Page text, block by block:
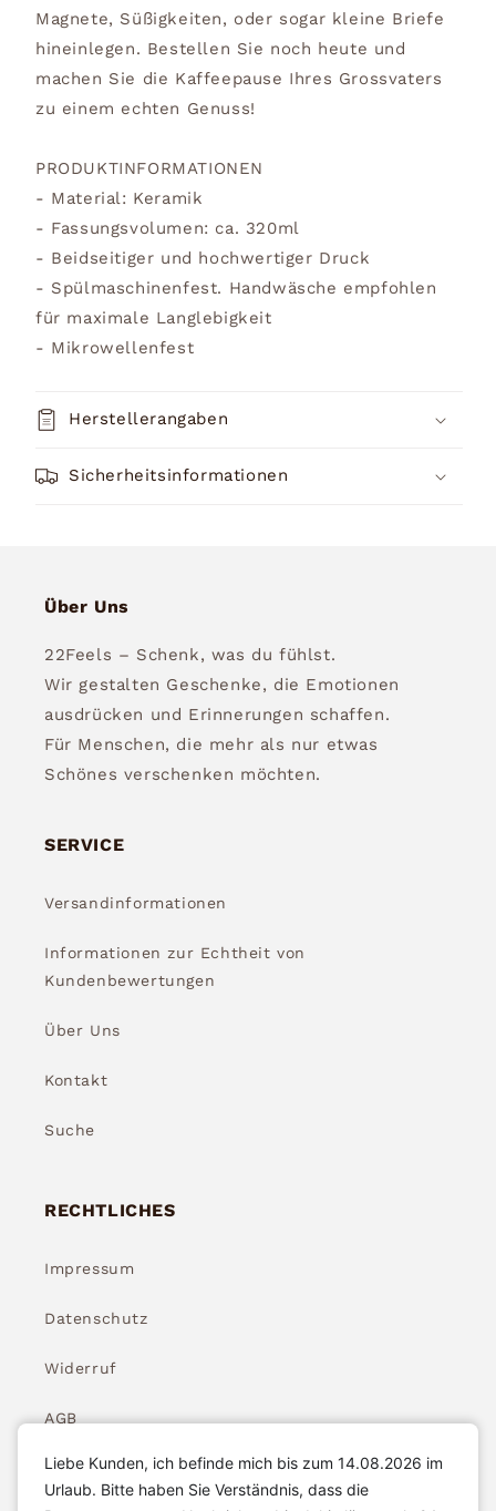
Magnete, Süßigkeiten, oder sogar kleine Briefe
hineinlegen. Bestellen Sie noch heute und
machen Sie die Kaffeepause Ihres Grossvaters
zu einem echten Genuss!
PRODUKTINFORMATIONEN
- Material: Keramik
- Fassungsvolumen: ca. 320ml
- Beidseitiger und hochwertiger Druck
- Spülmaschinenfest. Handwäsche empfohlen
für maximale Langlebigkeit
- Mikrowellenfest
Herstellerangaben
Sicherheitsinformationen
Über Uns
22Feels – Schenk, was du fühlst.
Wir gestalten Geschenke, die Emotionen
ausdrücken und Erinnerungen schaffen.
Für Menschen, die mehr als nur etwas
Schönes verschenken möchten.
SERVICE
Versandinformationen
Informationen zur Echtheit von
Kundenbewertungen
Über Uns
Kontakt
Suche
RECHTLICHES
Impressum
Datenschutz
Widerruf
AGB
Widerrufsbelehrung
Liebe Kunden, ich befinde mich bis zum 14.08.2026 im
Urlaub. Bitte haben Sie Verständnis, dass die